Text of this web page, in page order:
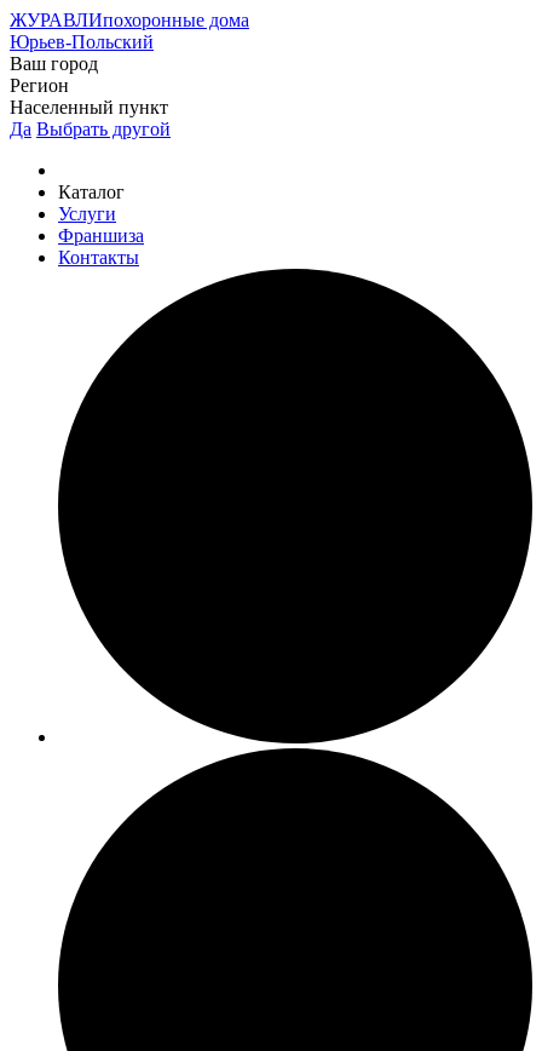
ЖУРАВЛИпохоронные дома
Юрьев-Польский
Ваш город
Регион
Населенный пункт
Да Выбрать другой
Каталог
Услуги
Франшиза
Контакты